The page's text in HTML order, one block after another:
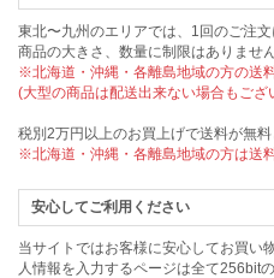
東北〜九州のエリアでは、1回のご注文
商品の大きさ、数量に制限はありません
※北海道・沖縄・各離島地域の方の送
(大型の商品は配送出来ない場合もござ
税別2万円以上のお買上げで送料が無料
※北海道・沖縄・各離島地域の方は送
安心してご利用ください
当サイトではお客様に安心してお買い
人情報を入力するページは全て256bit